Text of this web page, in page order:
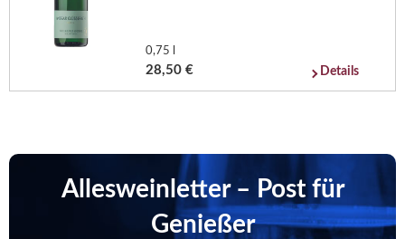
0,75 l
28,50 € Details
Allesweinletter – Post für
Genießer